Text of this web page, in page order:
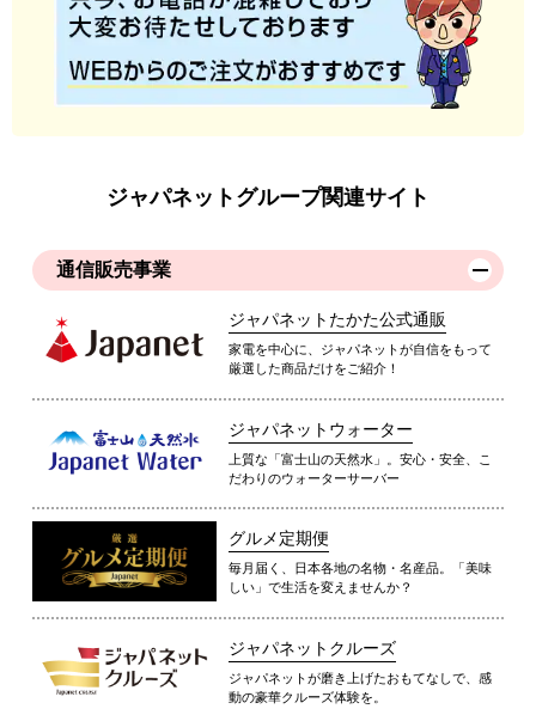
ジャパネットグループ関連サイト
通信販売事業
ジャパネットたかた公式通販
家電を中心に、ジャパネットが自信をもって
厳選した商品だけをご紹介！
ジャパネットウォーター
上質な「富士山の天然水」。安心・安全、こ
だわりのウォーターサーバー
グルメ定期便
毎月届く、日本各地の名物・名産品。「美味
しい」で生活を変えませんか？
ジャパネットクルーズ
ジャパネットが磨き上げたおもてなしで、感
動の豪華クルーズ体験を。